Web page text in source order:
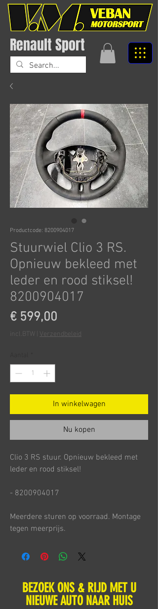
Renault Sport
Productcode: 8200904017
Stuurwiel Clio 3 RS.
Opnieuw bekleed met
leder en rood stiksel!
8200904017
€ 599,00
incl.BTW Verzendbeleid
In winkelwagen
Nu kopen
Clio 3 RS stuur. Opnieuw bekleed met
leder en rood stiksel!
- 8200904017
Meerdere sturen op voorraad. Montage
tegen meerprijs.
BEZOEK ONS & RIJD MET U
NIEUWE AUTO NAAR HUIS